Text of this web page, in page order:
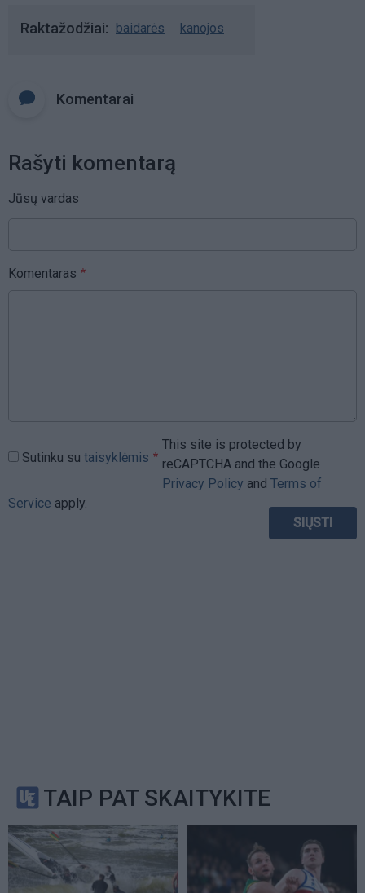
Raktažodžiai baidarės kanojos
Komentarai
Rašyti komentarą
Jūsų vardas
Komentaras
Sutinku su taisyklėmis
This site is protected by
reCAPTCHA and the Google
Privacy Policy and Terms of
Service apply.
TAIP PAT SKAITYKITE